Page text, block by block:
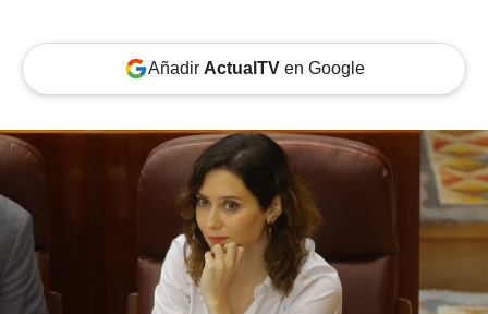
Añadir ActualTVen Google